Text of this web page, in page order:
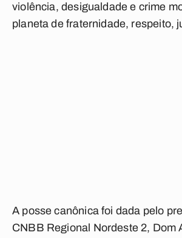
violência, desigualdade e crime
planeta de fraternidade, respeito,
A posse canônica foi dada pelo
CNBB Regional Nordeste 2, Dom